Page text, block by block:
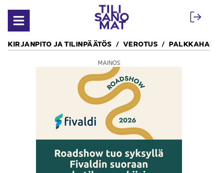
Avaa valikko
KIRJANPITO JA TILINPÄÄTÖS VEROTUS
MAINOS